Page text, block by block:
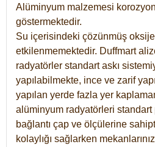
Alüminyum malzemesi
göstermektedir.
Su içerisindeki çözünmüş
etkilenmemektedir. Duffmart
radyatörler standart askı
yapılabilmekte, ince ve zarif
yapılan yerde fazla yer
alüminyum radyatörleri standart
bağlantı çap ve ölçülerine
kolaylığı sağlarken